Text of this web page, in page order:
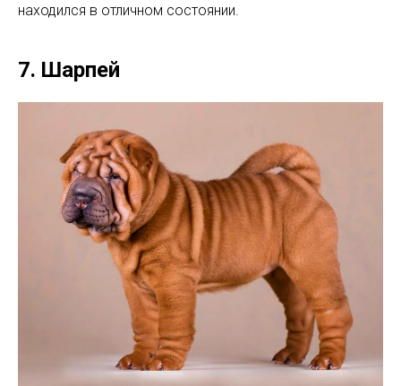
находился в отличном состоянии.
7. Шарпей